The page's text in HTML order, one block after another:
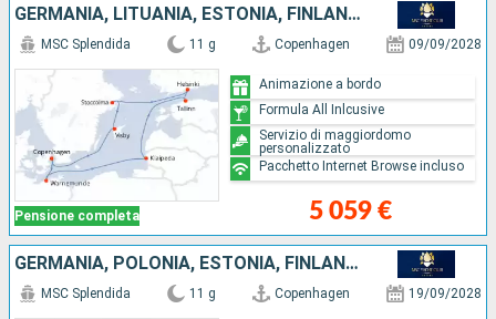
GERMANIA, LITUANIA, ESTONIA, FINLANDIA, SVEZIA, DANIMARCA
Pensione completa
MSC Splendida 11 g Copenhagen 09/09/2028
5 059 €
Animazione a bordo
Formula All Inlcusive
Servizio di maggiordomo
personalizzato
Pacchetto Internet Browse incluso
GERMANIA, POLONIA, ESTONIA, FINLANDIA, SVEZIA, DANIMARCA
MSC Splendida 11 g Copenhagen 19/09/2028